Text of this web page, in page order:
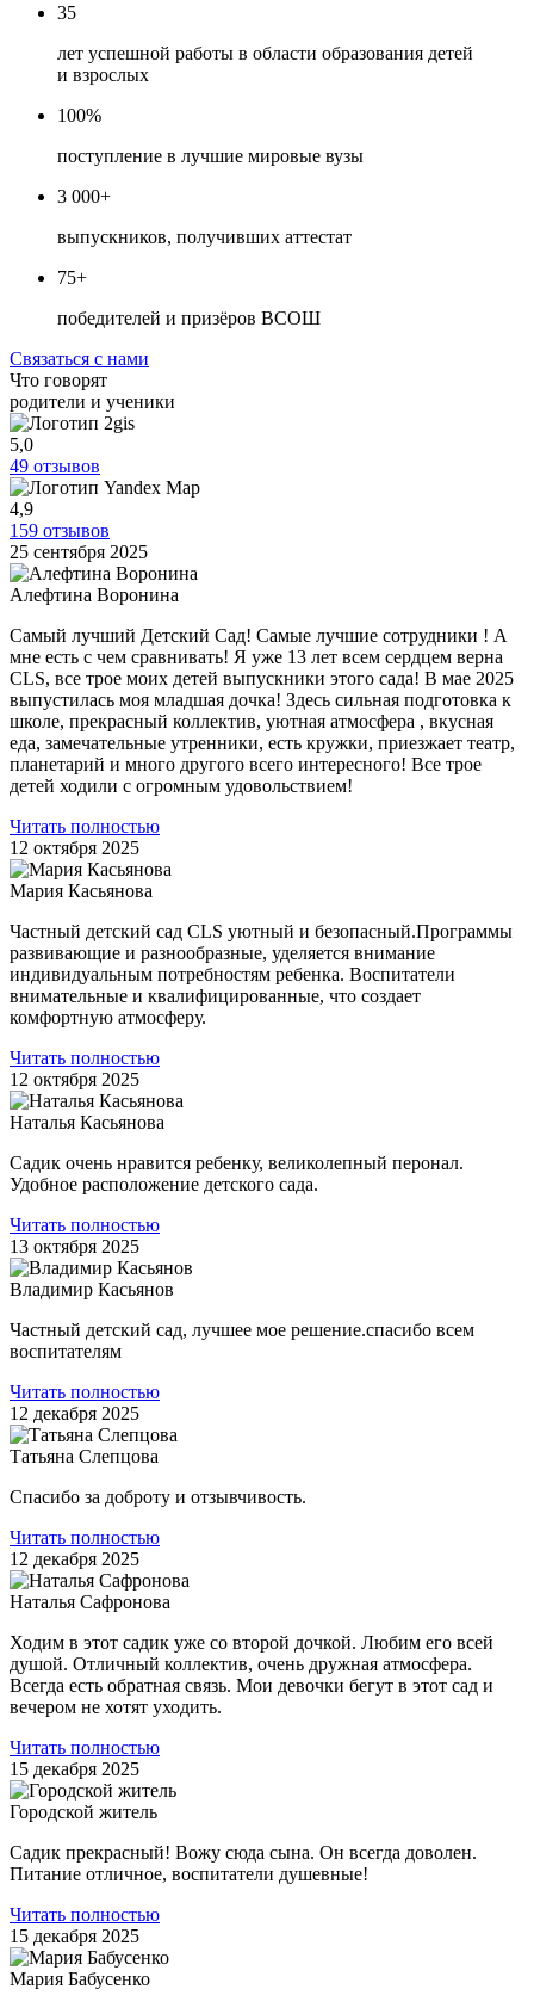
35
лет успешной работы в области образования детей
и взрослых
100%
поступление в лучшие мировые вузы
3 000+
выпускников, получивших аттестат
75+
победителей и призёров ВСОШ
Связаться с нами
Что говорят
родители и ученики
5,0
49 отзывов
4,9
159 отзывов
25 сентября 2025
Алефтина Воронина
Самый лучший Детский Сад! Самые лучшие сотрудники ! А
мне есть с чем сравнивать! Я уже 13 лет всем сердцем верна
CLS, все трое моих детей выпускники этого сада! В мае 2025
выпустилась моя младшая дочка! Здесь сильная подготовка к
школе, прекрасный коллектив, уютная атмосфера , вкусная
еда, замечательные утренники, есть кружки, приезжает театр,
планетарий и много другого всего интересного! Все трое
детей ходили с огромным удовольствием!
Читать полностью
12 октября 2025
Мария Касьянова
Частный детский сад CLS уютный и безопасный.Программы
развивающие и разнообразные, уделяется внимание
индивидуальным потребностям ребенка. Воспитатели
внимательные и квалифицированные, что создает
комфортную атмосферу.
Читать полностью
12 октября 2025
Наталья Касьянова
Садик очень нравится ребенку, великолепный перонал.
Удобное расположение детского сада.
Читать полностью
13 октября 2025
Владимир Касьянов
Частный детский сад, лучшее мое решение.спасибо всем
воспитателям
Читать полностью
12 декабря 2025
Татьяна Слепцова
Спасибо за доброту и отзывчивость.
Читать полностью
12 декабря 2025
Наталья Сафронова
Ходим в этот садик уже со второй дочкой. Любим его всей
душой. Отличный коллектив, очень дружная атмосфера.
Всегда есть обратная связь. Мои девочки бегут в этот сад и
вечером не хотят уходить.
Читать полностью
15 декабря 2025
Городской житель
Садик прекрасный! Вожу сюда сына. Он всегда доволен.
Питание отличное, воспитатели душевные!
Читать полностью
15 декабря 2025
Мария Бабусенко